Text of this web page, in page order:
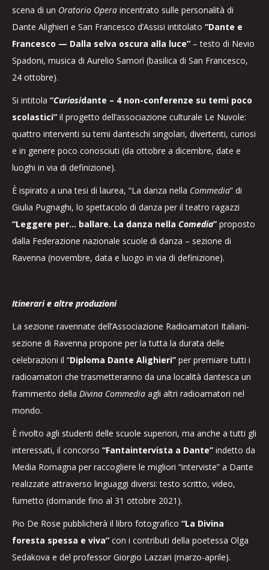
scena di un Oratorio Opera incentrato sulle personalità di
Dante Alighieri e San Francesco d’Assisi intitolato “Dante e
Francesco — Dalla selva oscura alla luce” – testo di Nevio
Spadoni, musica di Aurelio Samorì (basilica di San Francesco,
24 ottobre).
Si intitola “Curiosidante – 4 non-conferenze su temi poco
scolastici” il progetto dell’associazione culturale Le Nuvole:
quattro interventi su temi danteschi singolari, divertenti, curiosi
e in genere poco conosciuti (da ottobre a dicembre, date e
luoghi in via di definizione).
È ispirato a una tesi di laurea, “La danza nella Commedia” di
Giulia Pugnaghi, lo spettacolo di danza per il teatro ragazzi
“Leggere per… ballare. La danza nella Comedia” proposto
dalla Federazione nazionale scuole di danza – sezione di
Ravenna (novembre, data e luogo in via di definizione).
Itinerari e altre produzioni
La sezione ravennate dell’Associazione Radioamatori Italiani-
sezione di Ravenna propone per la tutta la durata delle
celebrazioni il “Diploma Dante Alighieri” per premiare tutti i
radioamatori che trasmetteranno da una località dantesca un
frammento della Divina Commedia agli altri radioamatori nel
mondo.
È rivolto agli studenti delle scuole superiori, ma anche a tutti gli
interessati, il concorso “Fantaintervista a Dante” indetto da
Media Romagna per raccogliere le migliori “interviste” a Dante
realizzate attraverso linguaggi diversi: testo scritto, video,
fumetto (domande fino al 31 ottobre 2021).
Pio De Rose pubblicherà il libro fotografico “La Divina
foresta spessa e viva” con i contributi della poetessa Olga
Sedakova e del professor Giorgio Lazzari (marzo-aprile).